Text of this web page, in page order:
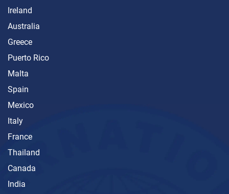
Ireland
Australia
Greece
Puerto Rico
Malta
Spain
Mexico
Italy
France
Thailand
Canada
India